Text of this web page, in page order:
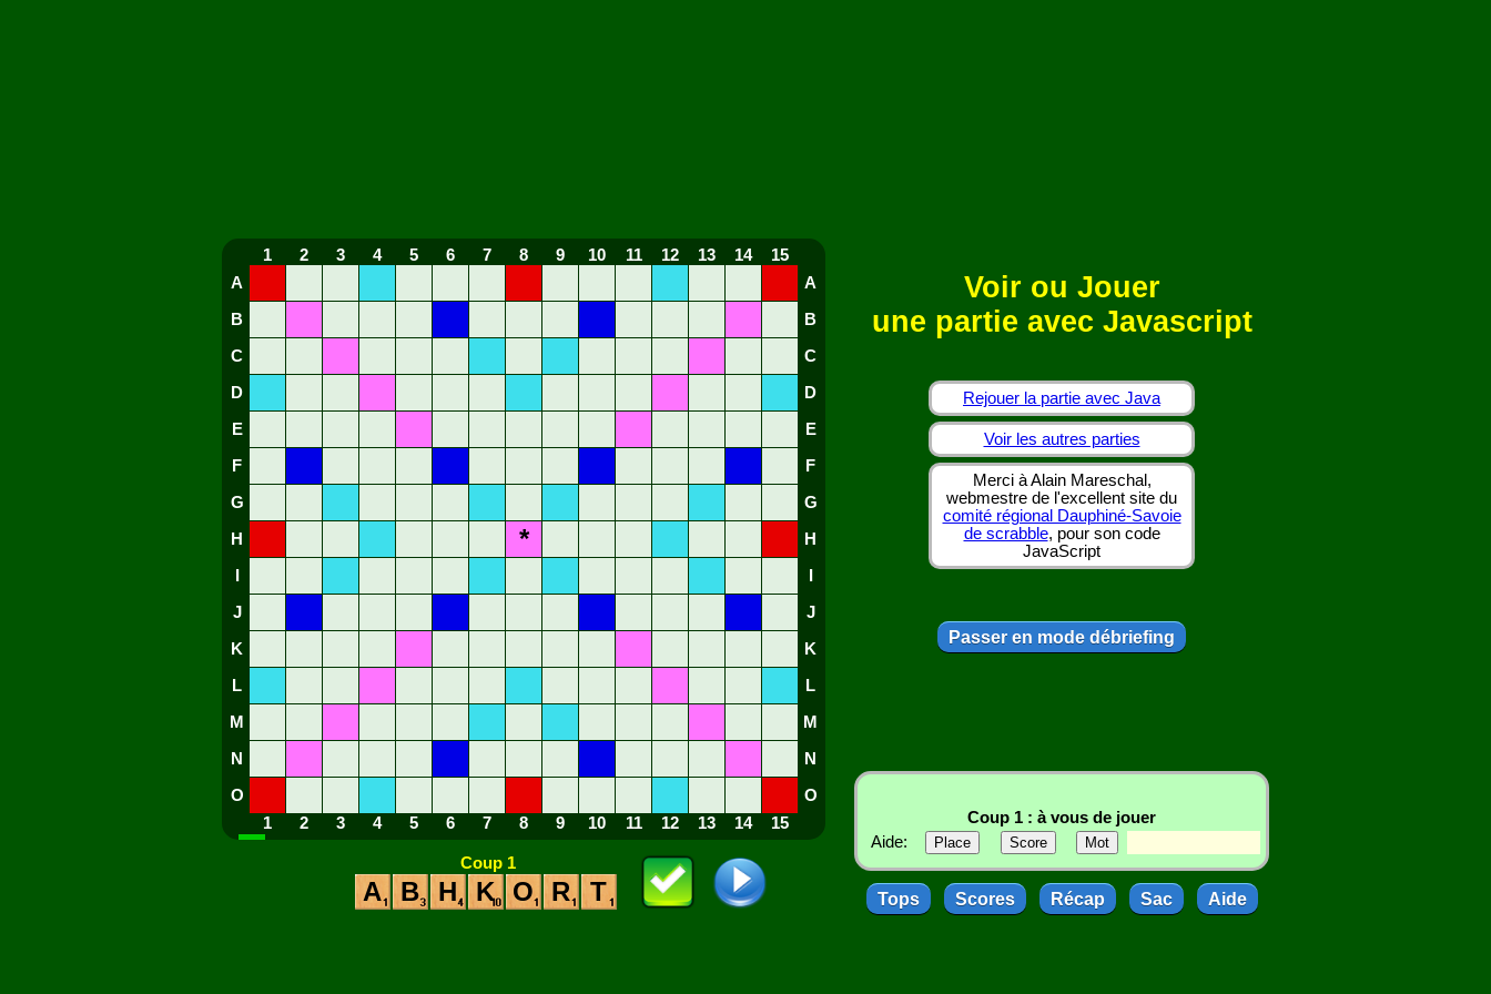
1 2 3 4 5 6 7 8 9 10 11 12 13 14
15
A
A
B B
C C
D D
E E
F F
G G
H * H
J J
K K
L L
M M
N N
O
O
1
2 3 4 5 6 7 8 9 10 11 12 13 14 15
Coup 1
A B H K O R T
Voir ou Jouer
une partie avec Javascript
Rejouer la partie avec Java
Voir les autres parties
Merci à Alain Mareschal,
webmestre de l'excellent site du
comité régional Dauphiné-Savoie
de scrabble, pour son code
JavaScript
Passer en mode débriefing
Coup 1 : à vous de jouer
Aide:
Tops Scores Récap Sac Aide